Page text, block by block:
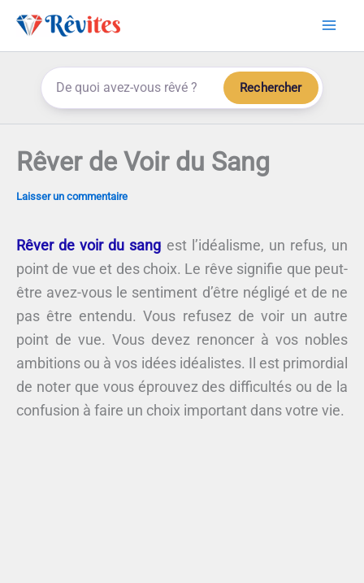
Aller
Rechercher
Rêver de Voir du Sang
Laisser un commentaire
Rêver de voir du sang est l’idéalisme, un refus, un
point de vue et des choix. Le rêve signifie que peut-
être avez-vous le sentiment d’être négligé et de ne
pas être entendu. Vous refusez de voir un autre
point de vue. Vous devez renoncer à vos nobles
ambitions ou à vos idées idéalistes. Il est primordial
de noter que vous éprouvez des difficultés ou de la
confusion à faire un choix important dans votre vie.